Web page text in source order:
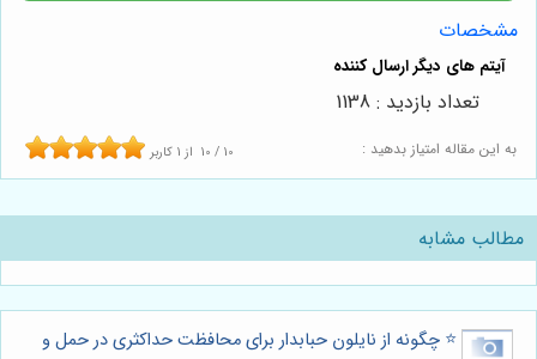
مشخصات
به این مقاله امتیاز بدهید : 10 / 10 از 1 کاربر
تعداد بازدید : 1138
مطالب مشابه
⭐️ چگونه از نایلون حبابدار برای محافظت حداکثری در حمل و